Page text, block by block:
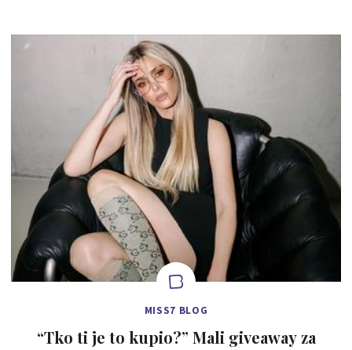
MISS7 BLOG
“Tko ti je to kupio?” Mali giveaway za